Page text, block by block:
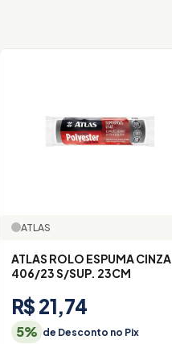
ATLAS
ATLAS ROLO ESPUMA CINZA
406/23 S/SUP. 23CM
R$ 21,74
5% de Desconto no Pix